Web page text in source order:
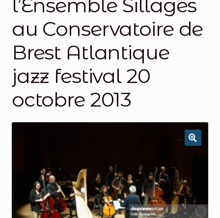
l’Ensemble Sillages
au Conservatoire de
Brest Atlantique
jazz festival 20
octobre 2013